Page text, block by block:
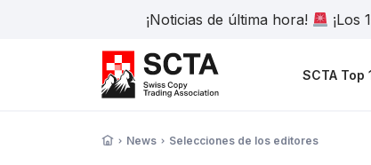
¡Noticias de última hora! ¡Los
SCTA Top
News Selecciones de los editores